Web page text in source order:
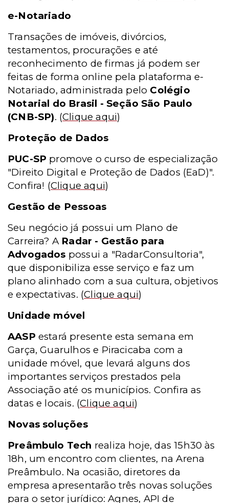
e-Notariado
Transações de imóveis, divórcios,
testamentos, procurações e até
reconhecimento de firmas já podem ser
feitas de forma online pela plataforma e-
Notariado, administrada pelo Colégio
Notarial do Brasil - Seção São Paulo
(CNB-SP). (Clique aqui)
Proteção de Dados
PUC-SP promove o curso de especialização
"Direito Digital e Proteção de Dados (EaD)".
Confira! (Clique aqui)
Gestão de Pessoas
Seu negócio já possui um Plano de
Carreira? A Radar - Gestão para
Advogados possui a "RadarConsultoria",
que disponibiliza esse serviço e faz um
plano alinhado com a sua cultura, objetivos
e expectativas. (Clique aqui)
Unidade móvel
AASP estará presente esta semana em
Garça, Guarulhos e Piracicaba com a
unidade móvel, que levará alguns dos
importantes serviços prestados pela
Associação até os municípios. Confira as
datas e locais. (Clique aqui)
Novas soluções
Preâmbulo Tech realiza hoje, das 15h30 às
18h, um encontro com clientes, na Arena
Preâmbulo. Na ocasião, diretores da
empresa apresentarão três novas soluções
para o setor jurídico: Agnes, API de